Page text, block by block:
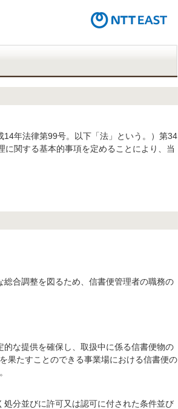
年法律第99号。以下「法」という。）第34
関する基本的事項を定めることにより、当
合調整を図るため、信書便管理者の職務の
な提供を確保し、取扱中に係る信書便物の
果たすことのできる事業場における信書便の
分並びに許可又は認可に付された条件並び